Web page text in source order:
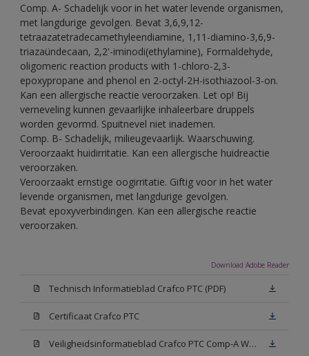
Comp. A- Schadelijk voor in het water levende organismen,
met langdurige gevolgen. Bevat 3,6,9,12-
tetraazatetradecamethyleendiamine, 1,11-diamino-3,6,9-
triazaündecaan, 2,2'-iminodi(ethylamine), Formaldehyde,
oligomeric reaction products with 1-chloro-2,3-
epoxypropane and phenol en 2-octyl-2H-isothiazool-3-on.
Kan een allergische reactie veroorzaken. Let op! Bij
verneveling kunnen gevaarlijke inhaleerbare druppels
worden gevormd. Spuitnevel niet inademen.
Comp. B- Schadelijk, milieugevaarlijk. Waarschuwing.
Veroorzaakt huidirritatie. Kan een allergische huidreactie
veroorzaken.
Veroorzaakt ernstige oogirritatie. Giftig voor in het water
levende organismen, met langdurige gevolgen.
Bevat epoxyverbindingen. Kan een allergische reactie
veroorzaken.
Download Adobe Reader
Technisch Informatieblad Crafco PTC (PDF)
Certificaat Crafco PTC
Veiligheidsinformatieblad Crafco PTC Comp-A W05 (MSDS)